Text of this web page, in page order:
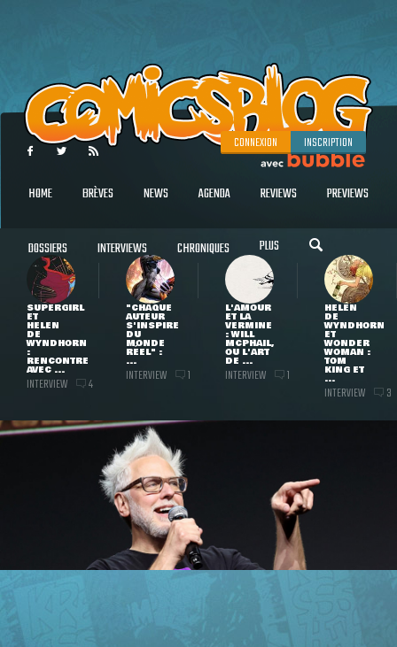
CONNEXION INSCRIPTION
HOME BRÈVES NEWS AGENDA REVIEWS PREVIEWS
DOSSIERS INTERVIEWS CHRONIQUES PLUS
SUPERGIRL
ET
HELEN
DE
WYNDHORN
:
RENCONTRE
AVEC ...
INTERVIEW 4
"CHAQUE
AUTEUR
S'INSPIRE
DU
MONDE
RÉEL" :
...
INTERVIEW 1
L'AMOUR
ET LA
VERMINE
: WILL
MCPHAIL,
OU L'ART
DE ...
INTERVIEW 1
HELEN
DE
WYNDHORN
ET
WONDER
WOMAN :
TOM
KING ET
...
INTERVIEW 3